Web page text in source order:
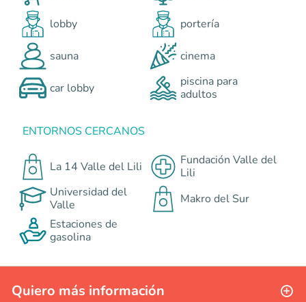
lobby portería
sauna cinema
car lobby
piscina para
adultos
ENTORNOS CERCANOS
La 14 Valle del Lili
Fundación Valle del
Lili
Universidad del
Valle
Makro del Sur
Estaciones de
gasolina
Quiero más información